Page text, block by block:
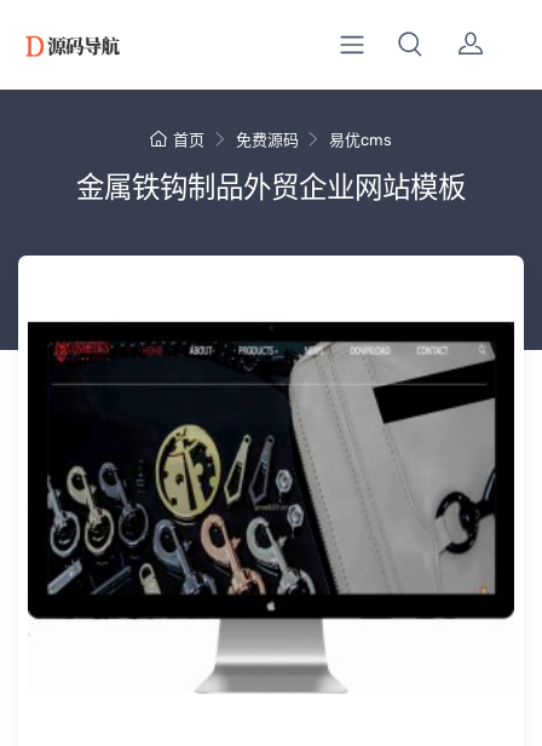
首页 免费源码 易优cms
金属铁钩制品外贸企业网站模板